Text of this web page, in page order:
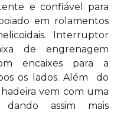
e confiável para
em rolamentos
Interruptor
de engrenagem
encaixes para a
os lados. Além do
vem com uma
dando assim mais